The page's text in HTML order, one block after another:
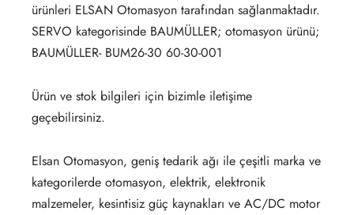
ürünleri ELSAN Otomasyon tarafından sağlanmaktadır.
SERVO kategorisinde BAUMÜLLER; otomasyon ürünü;
BAUMÜLLER- BUM26-30 60-30-001
Ürün ve stok bilgileri için bizimle iletişime
geçebilirsiniz.
Elsan Otomasyon, geniş tedarik ağı ile çeşitli marka ve
kategorilerde otomasyon, elektrik, elektronik
malzemeler, kesintisiz güç kaynakları ve AC/DC motor